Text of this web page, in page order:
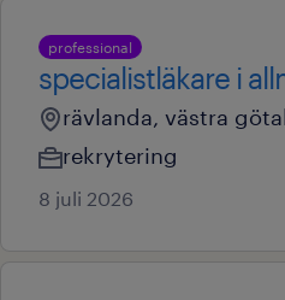
professional
specialistläkare i
rävlanda, västra
rekrytering
8 juli 2026